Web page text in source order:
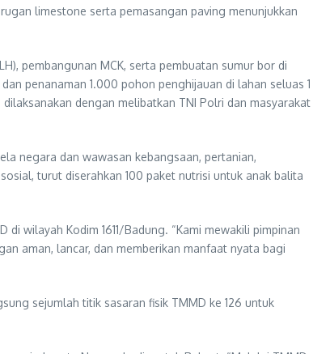
limestone serta pemasangan paving menunjukkan
pembangunan MCK, serta pembuatan sumur bor di
penanaman 1.000 pohon penghijauan di lahan seluas 1
dengan melibatkan TNI Polri dan masyarakat
negara dan wawasan kebangsaan, pertanian,
turut diserahkan 100 paket nutrisi untuk anak balita
wilayah Kodim 1611/Badung. “Kami mewakili pimpinan
aman, lancar, dan memberikan manfaat nyata bagi
sejumlah titik sasaran fisik TMMD ke 126 untuk